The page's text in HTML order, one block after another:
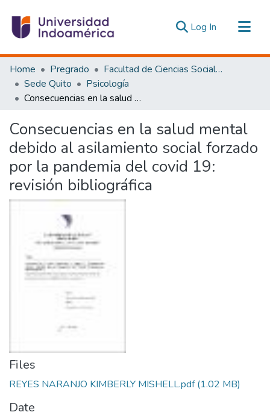
Log In (current)
Communities & Collections
All of DSpace
Statistics
Home Pregrado
Facultad de Ciencias Sociales y Humanas
Sede Quito
Psicología
Consecuencias en la salud mental debido al asilamiento social forzado por la pandemia del covid 19: revisión bibliográfica
Consecuencias en la salud mental
debido al asilamiento social forzado
por la pandemia del covid 19:
revisión bibliográfica
Files
REYES NARANJO KIMBERLY MISHELL.pdf(1.02 MB)
Date